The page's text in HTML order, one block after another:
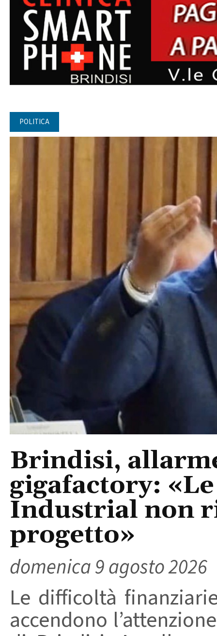
POLITICA
Brindisi,
gigafactory:
Industrial non
progetto»
domenica 9 agosto 2026
Le difficoltà
accendono